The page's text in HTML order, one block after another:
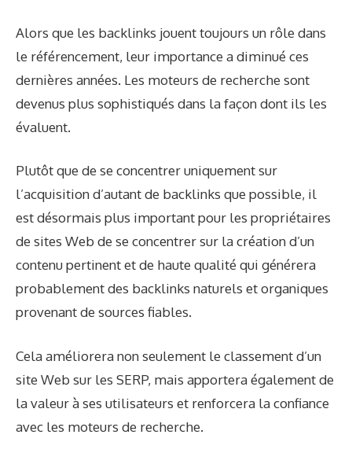
Alors que les backlinks jouent toujours un rôle dans
le référencement, leur importance a diminué ces
dernières années. Les moteurs de recherche sont
devenus plus sophistiqués dans la façon dont ils les
évaluent.
Plutôt que de se concentrer uniquement sur
l’acquisition d’autant de backlinks que possible, il
est désormais plus important pour les propriétaires
de sites Web de se concentrer sur la création d’un
contenu pertinent et de haute qualité qui générera
probablement des backlinks naturels et organiques
provenant de sources fiables.
Cela améliorera non seulement le classement d’un
site Web sur les SERP, mais apportera également de
la valeur à ses utilisateurs et renforcera la confiance
avec les moteurs de recherche.